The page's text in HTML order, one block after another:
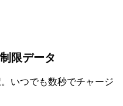
限データ
いつでも数秒でチャージ